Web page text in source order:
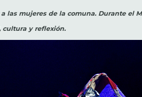
las mujeres de la comuna. Durante el
y reflexión.